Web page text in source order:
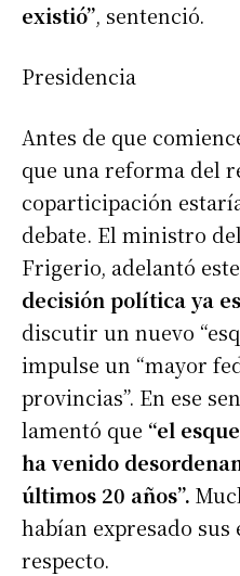
existió”, sentenció.
Presidencia
Antes de que
que una reforma del
coparticipación
debate. El ministro
Frigerio, adelantó
decisión política ya
discutir un nuevo
impulse un “mayor
provincias”. En ese
lamentó que “el
ha venido
últimos 20 años”.
habían expresado sus
respecto.